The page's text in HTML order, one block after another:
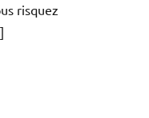
risquez